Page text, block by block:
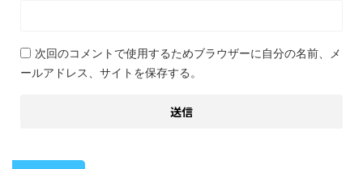
次回のコメントで使用するためブラウザーに自分の名前、メ
ールアドレス、サイトを保存する。